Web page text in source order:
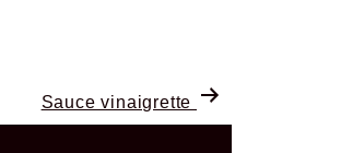
Sauce vinaigrette